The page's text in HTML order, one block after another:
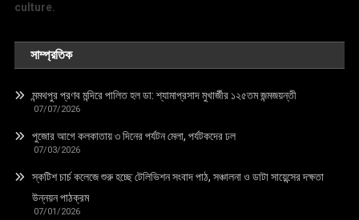
culture.
সাম্প্রতিক
মন্মথপুর প্রণব মন্দিরে পালিত হল ডা: শ্যামাপ্রসাদ মুখার্জীর ১২৫তম জন্মজয়ন্তী
07/07/2026
পুজোর আগে কলকাতায় ৩ দিনের পর্যটন মেলা, পর্যটকদের ঢল
07/03/2026
স্কটিশ চার্চ কলেজে শুরু হচ্ছে টেলিভিশন সংবাদ পাঠ, সঞ্চালনা ও ডাটা সায়েন্সের দক্ষতা
উন্নয়ন পাঠক্রম
07/01/2026